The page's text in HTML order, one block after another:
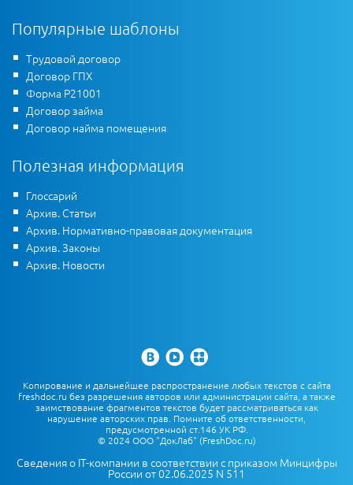
Популярные шаблоны
Трудовой договор
Договор ГПХ
Форма Р21001
Договор займа
Договор найма помещения
Полезная информация
Глоссарий
Архив. Статьи
Архив. Нормативно-правовая документация
Архив. Законы
Архив. Новости
Копирование и дальнейшее распространение любых текстов с сайта
freshdoc.ru без разрешения авторов или администрации сайта, а также
заимствование фрагментов текстов будет рассматриваться как
нарушение авторских прав. Помните об ответственности,
предусмотренной ст.146 УК РФ.
© 2024 ООО "ДокЛаб" (FreshDoc.ru)
Сведения о IT-компании в соответствии с приказом Минцифры
России от 02.06.2025 N 511